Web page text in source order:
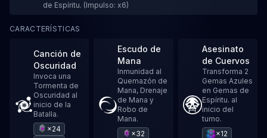
de Espíritu. (Impulso: x6)
CARACTERÍSTICAS
Canción de
Oscuridad
Invoca una
Tormenta de
Oscuridad al
inicio de la
Batalla.
×24
Escudo de
Mana
Inmunidad al
Quemazón de
Mana, Drenaje
de Mana y
Robo de
Mana.
×32
Asesinato
de Cuervos
Transforma 2
Gemas Azules
en Gemas de
Espíritu. al
inicio del
turno.
×12